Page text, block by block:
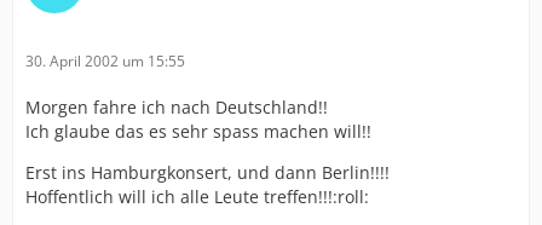
30. April 2002 um 15:55
Morgen fahre ich nach Deutschland!!
Ich glaube das es sehr spass machen will!!
Erst ins Hamburgkonsert, und dann Berlin!!!!
Hoffentlich will ich alle Leute treffen!!!:roll: